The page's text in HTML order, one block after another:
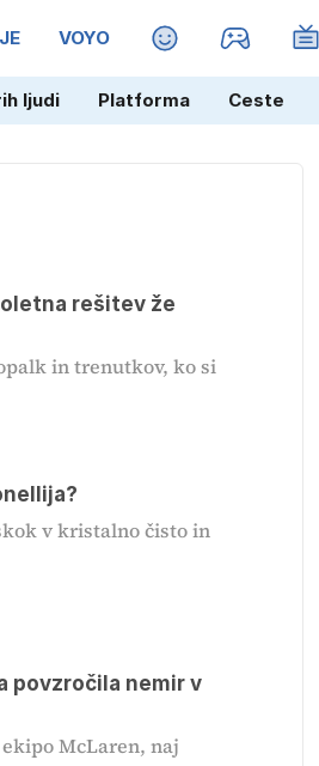
VOYO MAGAZIN
ljudi Platforma Ceste
rešitev že
in trenutkov, ko si
v kristalno čisto in
povzročila nemir v
McLaren, naj